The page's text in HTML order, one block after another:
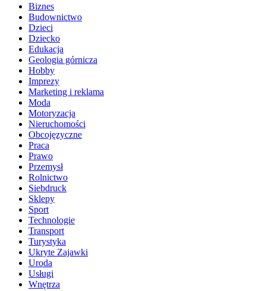
Biznes
Budownictwo
Dzieci
Dziecko
Edukacja
Geologia górnicza
Hobby
Imprezy
Marketing i reklama
Moda
Motoryzacja
Nieruchomości
Obcojęzyczne
Praca
Prawo
Przemysł
Rolnictwo
Siebdruck
Sklepy
Sport
Technologie
Transport
Turystyka
Ukryte Zajawki
Uroda
Usługi
Wnętrza